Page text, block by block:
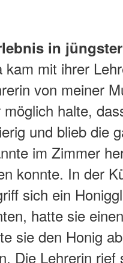
in
kam mit ihrer
von meiner
halte,
und blieb die
im Zimmer
konnte. In der
sich ein
hatte sie
sie den Honig
Die Lehrerin rief